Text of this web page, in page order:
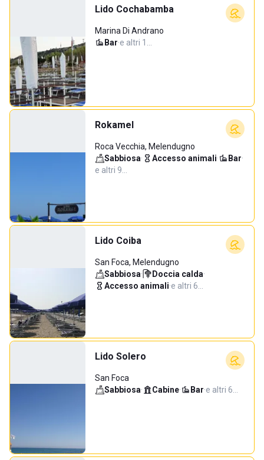
Lido Cochabamba
Marina Di Andrano
Bar·e altri 1…
Rokamel
Roca Vecchia, Melendugno
Sabbiosa· Accesso animali· Bar·
e altri 9…
Lido Coiba
San Foca, Melendugno
Sabbiosa· Doccia calda·
Accesso animali·e altri 6…
Lido Solero
San Foca
Sabbiosa· Cabine· Bar·e altri 6…